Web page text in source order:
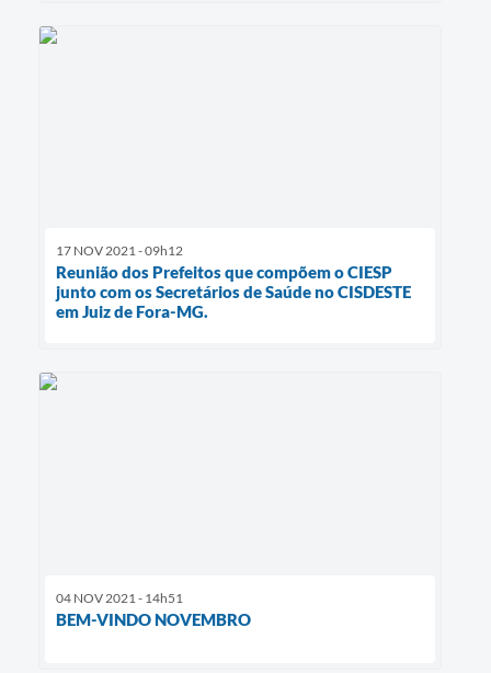
17 NOV 2021 - 09h12
Reunião dos Prefeitos que compõem o CIESP
junto com os Secretários de Saúde no CISDESTE
em Juiz de Fora-MG.
04 NOV 2021 - 14h51
BEM-VINDO NOVEMBRO